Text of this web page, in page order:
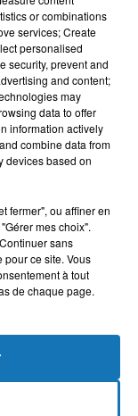
a Charmé le Monde
or combinations
services; Create
personalised
security, prevent and
and content;
may
data to offer
information actively
combine data from
devices based on
fermer", ou affiner en
mes choix".
sans
pour ce site. Vous
à tout
de chaque page.